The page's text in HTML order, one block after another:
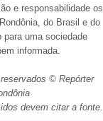
e responsabilidade os
do Brasil e do
para uma sociedade
informada.
© Repórter
devem citar a fonte.